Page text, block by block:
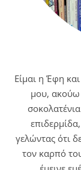
Είμαι η Έφη
μου, ακούω
γελώντας ότι
τον καρπό